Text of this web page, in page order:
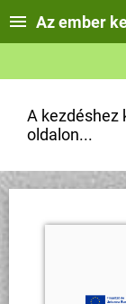
Az ember
A kezdéshez
oldalon...